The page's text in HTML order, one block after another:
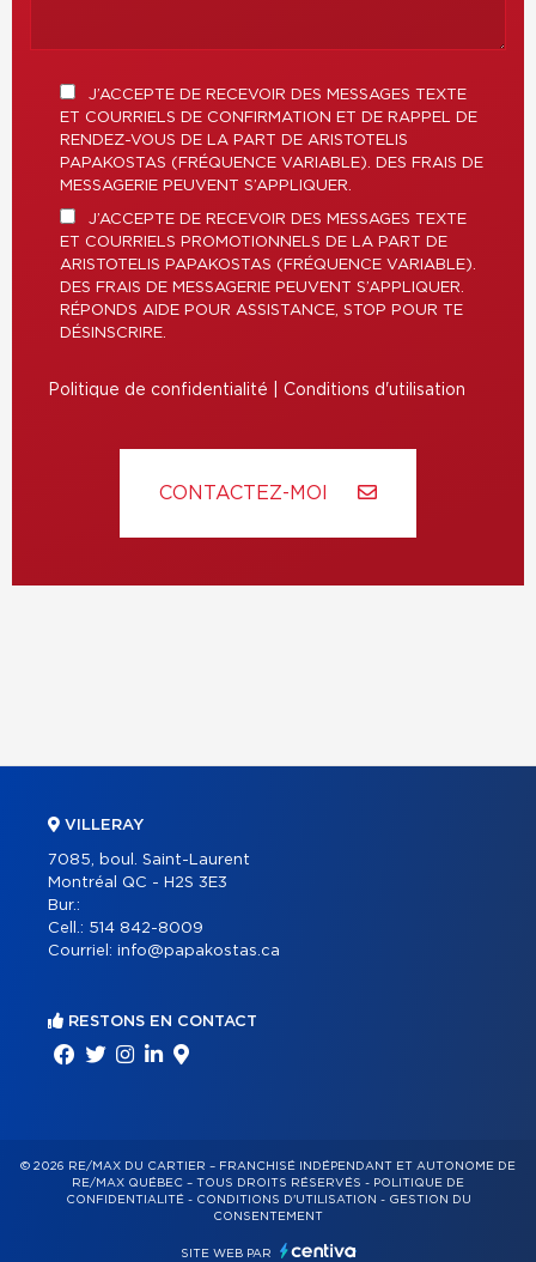
J’ACCEPTE DE RECEVOIR DES MESSAGES TEXTE
ET COURRIELS DE CONFIRMATION ET DE RAPPEL DE
RENDEZ-VOUS DE LA PART DE ARISTOTELIS
PAPAKOSTAS (FRÉQUENCE VARIABLE). DES FRAIS DE
MESSAGERIE PEUVENT S’APPLIQUER.
J’ACCEPTE DE RECEVOIR DES MESSAGES TEXTE
ET COURRIELS PROMOTIONNELS DE LA PART DE
ARISTOTELIS PAPAKOSTAS (FRÉQUENCE VARIABLE).
DES FRAIS DE MESSAGERIE PEUVENT S’APPLIQUER.
RÉPONDS AIDE POUR ASSISTANCE, STOP POUR TE
DÉSINSCRIRE.
Politique de confidentialité Conditions d'utilisation
CONTACTEZ-MOI
VILLERAY
7085, boul. Saint-Laurent
Montréal QC - H2S 3E3
Bur.:
Cell.: 514 842-8009
Courriel: info@papakostas.ca
RESTONS EN CONTACT
© 2026 RE/MAX DU CARTIER – FRANCHISÉ INDÉPENDANT ET AUTONOME DE
RE/MAX QUÉBEC – TOUS DROITS RÉSERVÉS - POLITIQUE DE
CONFIDENTIALITÉ- CONDITIONS D'UTILISATION - GESTION DU
CONSENTEMENT
SITE WEB PAR